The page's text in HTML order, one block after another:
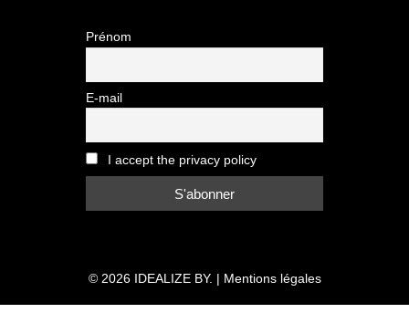
Prénom
E-mail
I accept the privacy policy
© 2026 IDEALIZE BY. | Mentions légales